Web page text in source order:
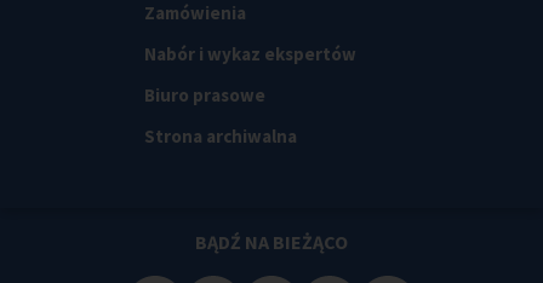
Zamówienia
Nabór i wykaz ekspertów
Biuro prasowe
Strona archiwalna
BĄDŹ NA BIEŻĄCO